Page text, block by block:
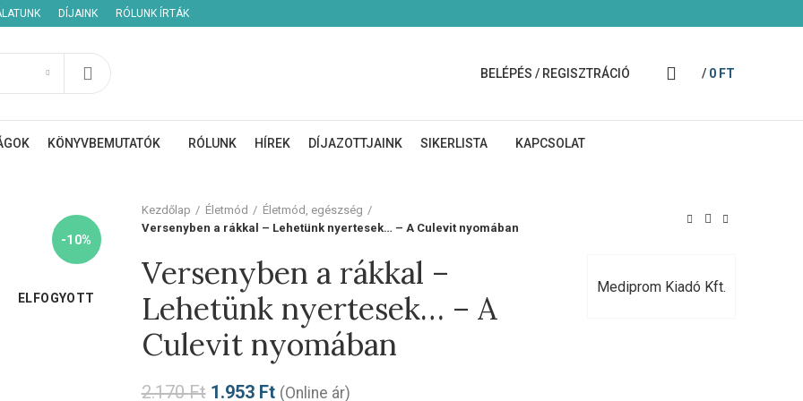
DÍJAINK RÓLUNK ÍRTÁK
BELÉPÉS / REGISZTRÁCIÓ / 0 FT
KÖNYVBEMUTATÓK RÓLUNK HÍREK DÍJAZOTTJAINK SIKERLISTA KAPCSOLAT
-10%
ELFOGYOTT
Kezdőlap
Életmód
Életmód, egészség
Versenyben a rákkal – Lehetünk nyertesek… – A Culevit nyomában
Mediprom Kiadó Kft.
Versenyben a rákkal –
Lehetünk nyertesek… – A
Culevit nyomában
2.170Ft 1.953 Ft (Online ár)